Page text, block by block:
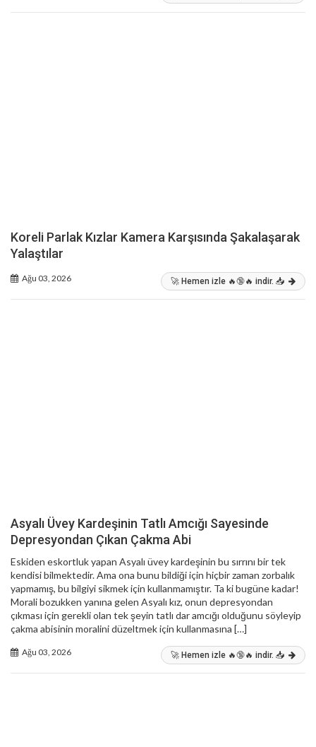
Koreli Parlak Kızlar Kamera Karşısında Şakalaşarak
Yalaştılar
Ağu 03, 2026 🚀 Hemen izle 🔥🔞🔥 indir. 📥
Asyalı Üvey Kardeşinin Tatlı Amcığı Sayesinde
Depresyondan Çıkan Çakma Abi
Eskiden eskortluk yapan Asyalı üvey kardeşinin bu sırrını bir tek
kendisi bilmektedir. Ama ona bunu bildiği için hiçbir zaman zorbalık
yapmamış, bu bilgiyi sikmek için kullanmamıştır. Ta ki bugüne kadar!
Morali bozukken yanına gelen Asyalı kız, onun depresyondan
çıkması için gerekli olan tek şeyin tatlı dar amcığı olduğunu söyleyip
çakma abisinin moralini düzeltmek için kullanmasına […]
Ağu 03, 2026 🚀 Hemen izle 🔥🔞🔥 indir. 📥